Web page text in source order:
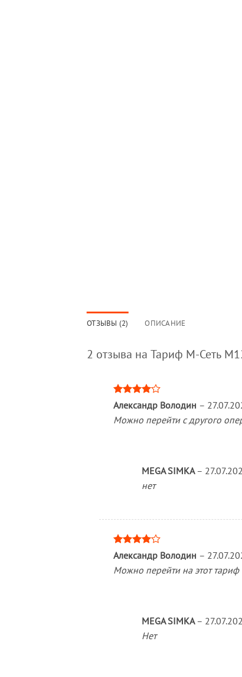
ОТЗЫВЫ (2) ОПИСАНИЕ
2 отзыва на Тариф М-Сеть
Оценка
Александр Володин –
Можно перейти с другого
MEGA SIMKA –
нет
Оценка
Александр Володин –
Можно перейти на этот тариф
MEGA SIMKA –
Нет